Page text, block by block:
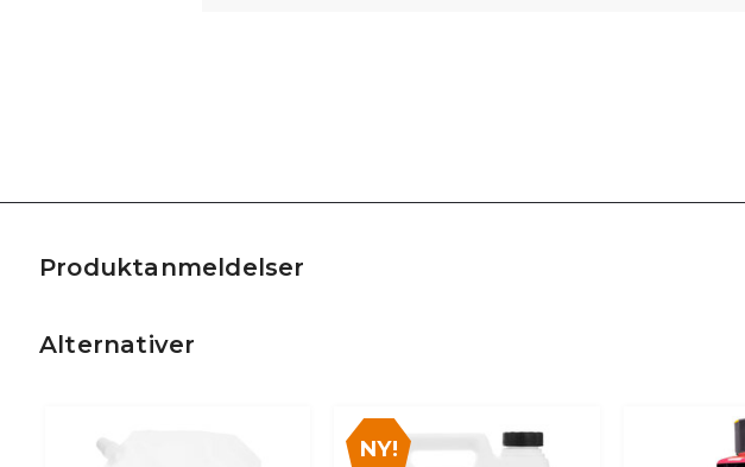
Produktanmeldelser
Alternativer